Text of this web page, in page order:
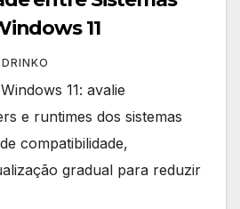
11
DRINKO
11: avalie
e runtimes dos sistemas
compatibilidade,
gradual para reduzir